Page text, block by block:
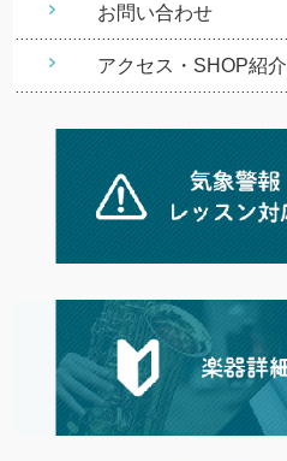
お問い合わせ
アクセス・SHOP紹介